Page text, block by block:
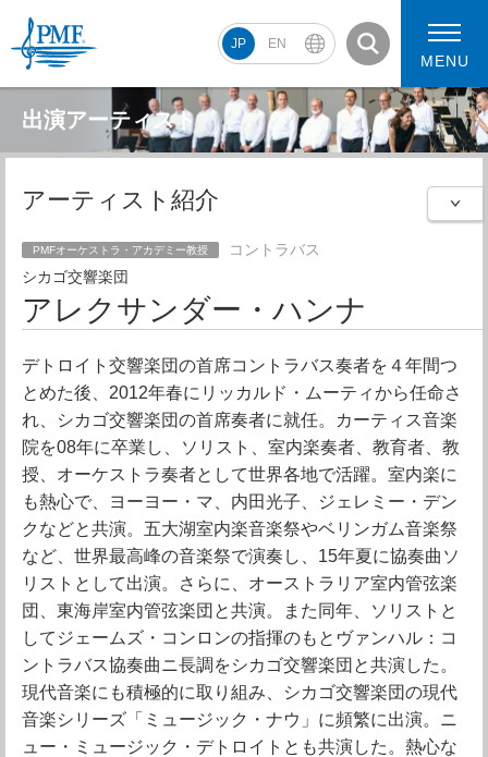
JP EN
PMF2026 スケジュール
PMF2026 アーティスト
MENU
出演アーティスト
アーティスト紹介
PMFオーケストラ・アカデミー教授
コントラバス
シカゴ交響楽団
アレクサンダー・ハンナ
デトロイト交響楽団の首席コントラバス奏者を４年間つ
とめた後、2012年春にリッカルド・ムーティから任命さ
れ、シカゴ交響楽団の首席奏者に就任。カーティス音楽
院を08年に卒業し、ソリスト、室内楽奏者、教育者、教
授、オーケストラ奏者として世界各地で活躍。室内楽に
も熱心で、ヨーヨー・マ、内田光子、ジェレミー・デン
クなどと共演。五大湖室内楽音楽祭やベリンガム音楽祭
など、世界最高峰の音楽祭で演奏し、15年夏に協奏曲ソ
リストとして出演。さらに、オーストラリア室内管弦楽
団、東海岸室内管弦楽団と共演。また同年、ソリストと
してジェームズ・コンロンの指揮のもとヴァンハル：コ
ントラバス協奏曲ニ長調をシカゴ交響楽団と共演した。
現代音楽にも積極的に取り組み、シカゴ交響楽団の現代
音楽シリーズ「ミュージック・ナウ」に頻繁に出演。ニ
ュー・ミュージック・デトロイトとも共演した。熱心な